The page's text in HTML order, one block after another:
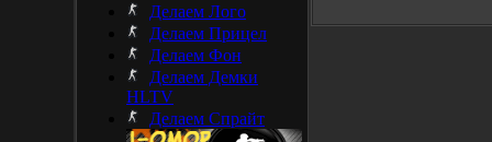
Делаем Лого
Делаем Прицел
Делаем Фон
Делаем Демки
HLTV
Делаем Спрайт